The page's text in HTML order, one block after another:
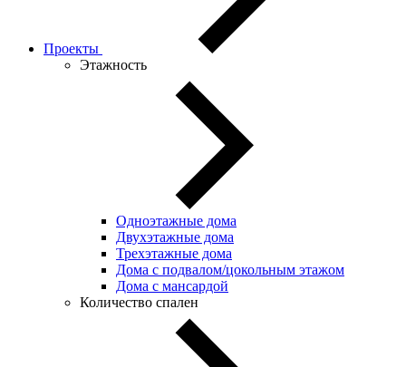
Проекты
Этажность
Одноэтажные дома
Двухэтажные дома
Трехэтажные дома
Дома с подвалом/цокольным этажом
Дома с мансардой
Количество спален